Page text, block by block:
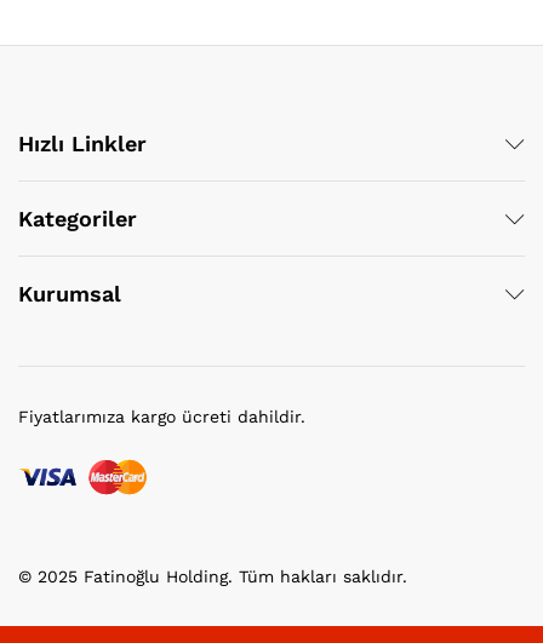
Hızlı Linkler
Kategoriler
Kurumsal
© 2025 Fatinoğlu Holding. Tüm hakları saklıdır.
Fiyatlarımıza kargo ücreti dahildir.